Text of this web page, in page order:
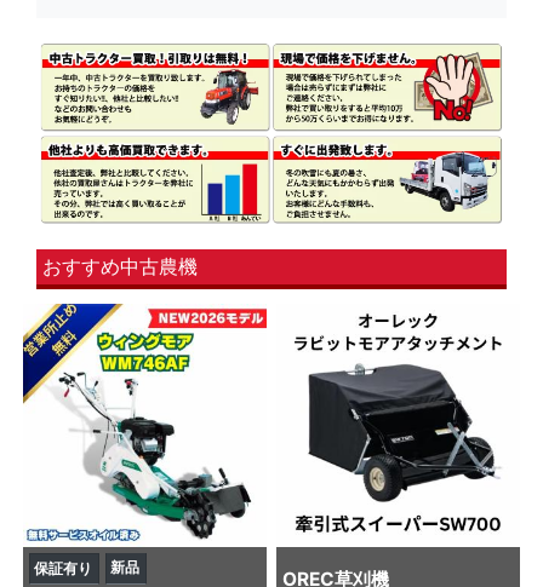
おすすめ中古農機
保証有り 新品
OREC草刈機